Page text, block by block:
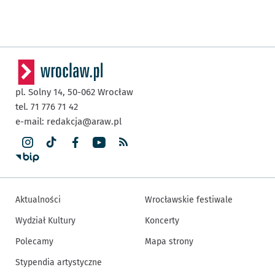
pl. Solny 14, 50-062 Wrocław
tel. 71 776 71 42
e-mail: redakcja@araw.pl
Aktualności
Wydział Kultury
Polecamy
Stypendia artystyczne
Wrocławskie festiwale
Koncerty
Mapa strony